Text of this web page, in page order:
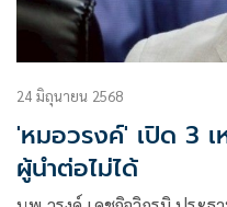
24 มิถุนายน 2568
'หมอวรงค์' เปิด 3
ผู้นำต่อไม่ได้